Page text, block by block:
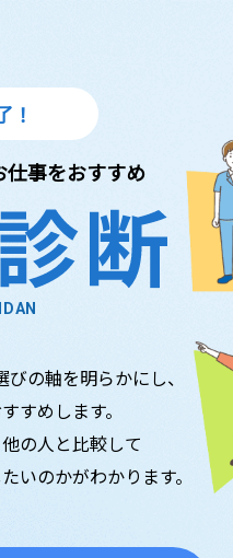
！
仕事をおすすめ
の軸を明らかにし、
すめします。
他の人と比較して
いのかがわかります。